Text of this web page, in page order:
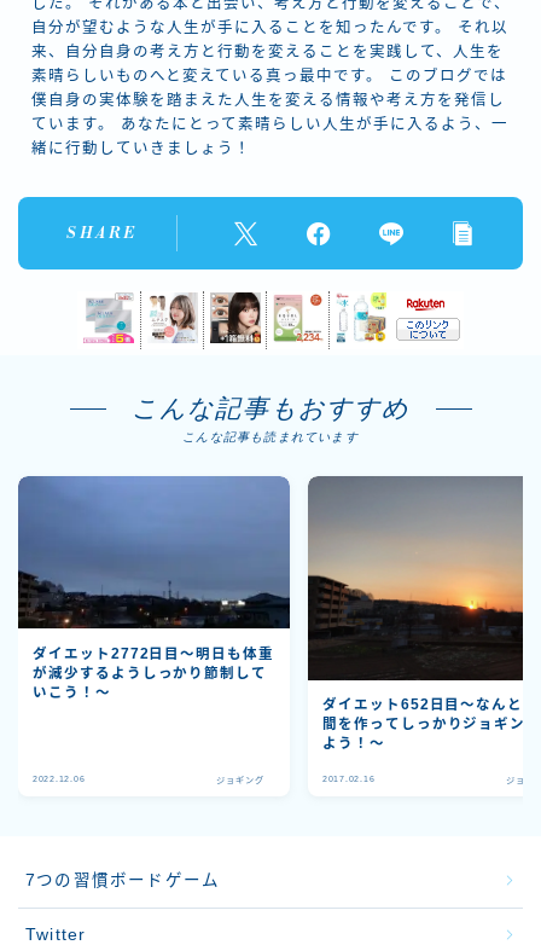
した。 それがある本と出会い、考え方と行動を変えることで、
自分が望むような人生が手に入ることを知ったんです。 それ以
来、自分自身の考え方と行動を変えることを実践して、人生を
素晴らしいものへと変えている真っ最中です。 このブログでは
僕自身の実体験を踏まえた人生を変える情報や考え方を発信し
ています。 あなたにとって素晴らしい人生が手に入るよう、一
緒に行動していきましょう！
SHARE
こんな記事もおすすめ
こんな記事も読まれています
ダイエット2772日目～明日も体重
が減少するようしっかり節制して
いこう！～
2022.12.06 ジョギング
ダイエット652日目〜なんとか
間を作ってしっかりジョギン
よう！〜
2017.02.16 ジョギ
7つの習慣ボードゲーム
Twitter